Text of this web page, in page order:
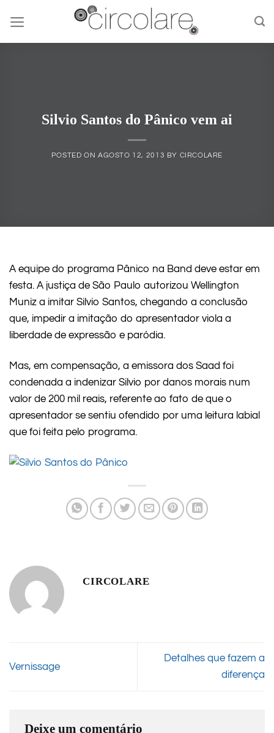
content
Silvio Santos do Pânico vem ai
POSTED ON AGOSTO 12, 2013 BY CIRCOLARE
A equipe do programa Pânico na Band deve estar em
festa. A justiça de São Paulo autorizou Wellington
Muniz a imitar Silvio Santos, chegando a conclusão
que, impedir a imitação do apresentador viola a
liberdade de expressão e paródia.
Mas, em compensação, a emissora dos Saad foi
condenada a indenizar Silvio por danos morais num
valor de 200 mil reais, referente ao fato de que o
apresentador se sentiu ofendido por uma leitura labial
que foi feita pelo programa.
CIRCOLARE
Vernissage
Detalhes que fazem a
diferença
Deixe um comentário